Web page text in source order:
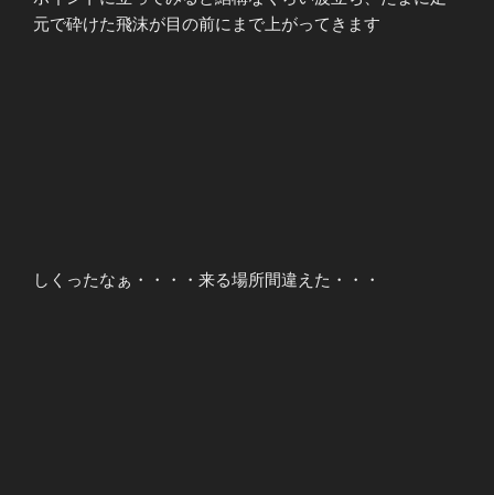
元で砕けた飛沫が目の前にまで上がってきます
しくったなぁ・・・・来る場所間違えた・・・